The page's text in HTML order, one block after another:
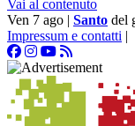
Vai al contenuto
Ven 7 ago | Santo del
Impressum e contatti |